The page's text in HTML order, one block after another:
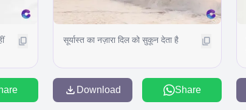
सूर्यास्त का नज़ारा दिल को सुकून देता है
Download Share